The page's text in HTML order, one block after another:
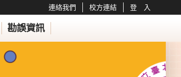
勘誤資訊
連絡我們 校方連結 登 入